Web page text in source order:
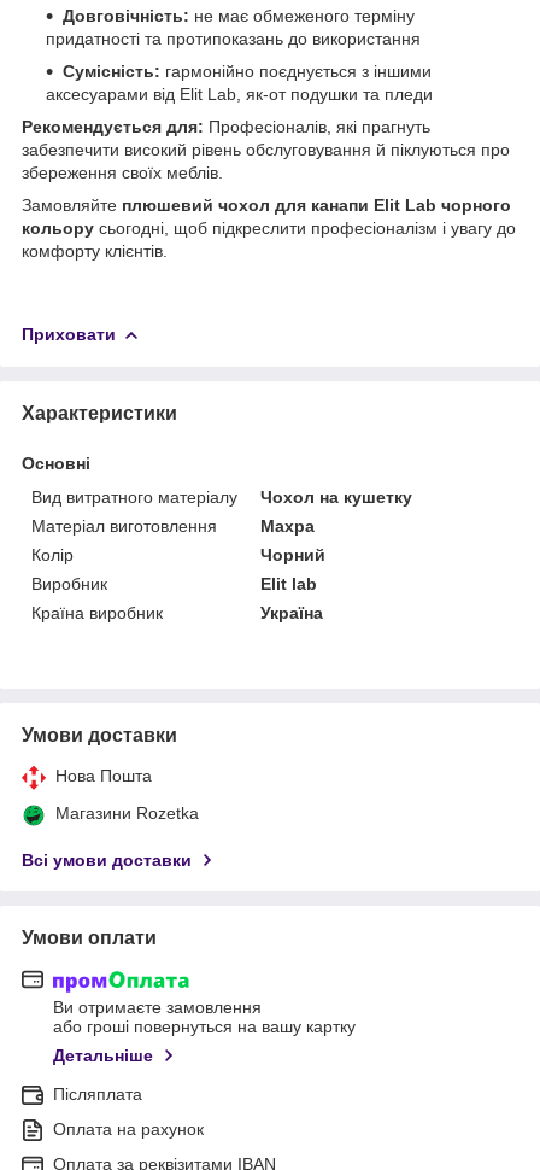
Довговічність: не має обмеженого терміну
придатності та протипоказань до використання
Сумісність: гармонійно поєднується з іншими
аксесуарами від Elit Lab, як-от подушки та пледи
Рекомендується для: Професіоналів, які прагнуть
забезпечити високий рівень обслуговування й піклуються про
збереження своїх меблів.
Замовляйте плюшевий чохол для канапи Elit Lab чорного
кольору сьогодні, щоб підкреслити професіоналізм і увагу до
комфорту клієнтів.
Приховати
Характеристики
Основні
Вид витратного матеріалу
Чохол на кушетку
Матеріал виготовлення
Махра
Колір
Чорний
Виробник
Elit lab
Країна виробник
Україна
Умови доставки
Нова Пошта
Магазини Rozetka
Всі умови доставки
Умови оплати
Ви отримаєте замовлення
або гроші повернуться на вашу картку
Детальніше
Післяплата
Оплата на рахунок
Оплата за реквізитами IBAN